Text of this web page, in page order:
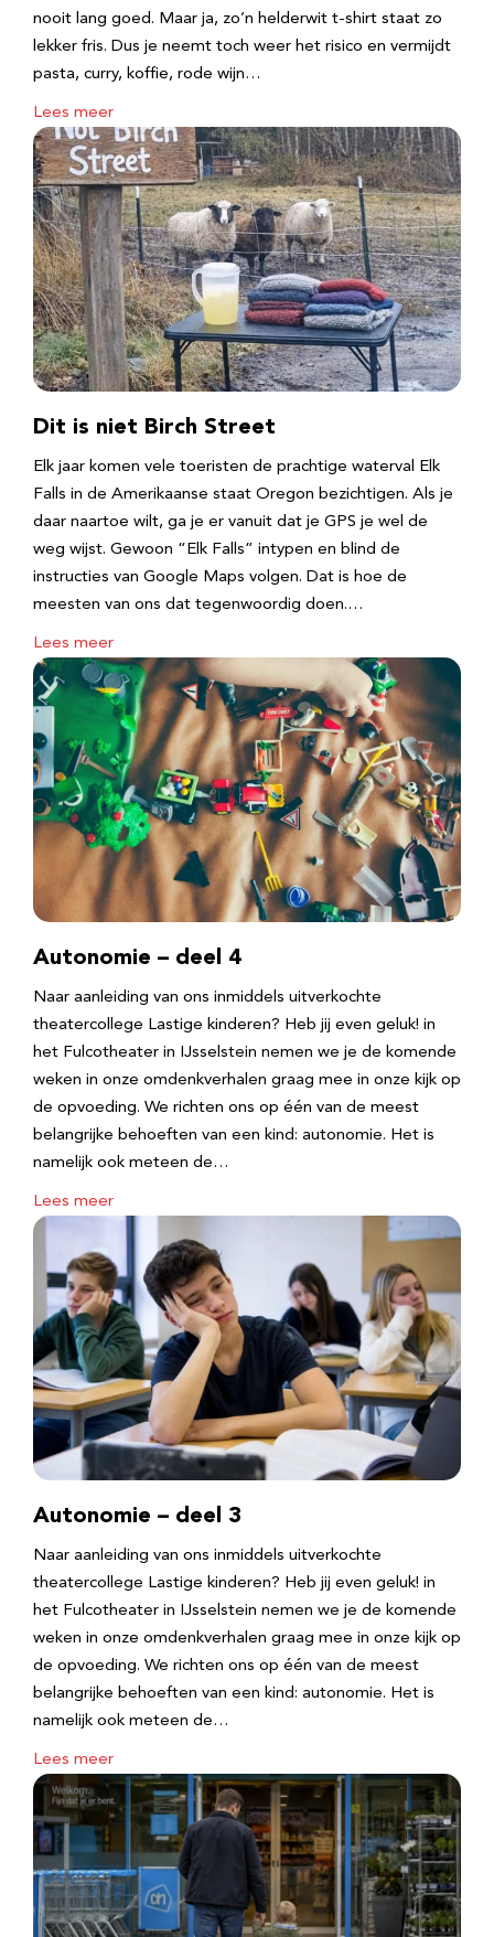
nooit lang goed. Maar ja, zo’n helderwit t-shirt staat zo
lekker fris. Dus je neemt toch weer het risico en vermijdt
pasta, curry, koffie, rode wijn…
Lees meer
Dit is niet Birch Street
Elk jaar komen vele toeristen de prachtige waterval Elk
Falls in de Amerikaanse staat Oregon bezichtigen. Als je
daar naartoe wilt, ga je er vanuit dat je GPS je wel de
weg wijst. Gewoon “Elk Falls” intypen en blind de
instructies van Google Maps volgen. Dat is hoe de
meesten van ons dat tegenwoordig doen.…
Lees meer
Autonomie – deel 4
Naar aanleiding van ons inmiddels uitverkochte
theatercollege Lastige kinderen? Heb jij even geluk! in
het Fulcotheater in IJsselstein nemen we je de komende
weken in onze omdenkverhalen graag mee in onze kijk op
de opvoeding. We richten ons op één van de meest
belangrijke behoeften van een kind: autonomie. Het is
namelijk ook meteen de…
Lees meer
Autonomie – deel 3
Naar aanleiding van ons inmiddels uitverkochte
theatercollege Lastige kinderen? Heb jij even geluk! in
het Fulcotheater in IJsselstein nemen we je de komende
weken in onze omdenkverhalen graag mee in onze kijk op
de opvoeding. We richten ons op één van de meest
belangrijke behoeften van een kind: autonomie. Het is
namelijk ook meteen de…
Lees meer